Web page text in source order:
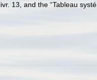
13, and the “Tableau